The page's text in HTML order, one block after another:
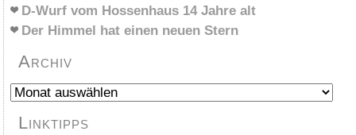
D-Wurf vom Hossenhaus 14 Jahre alt
Der Himmel hat einen neuen Stern
Archiv
Archiv
Linktipps